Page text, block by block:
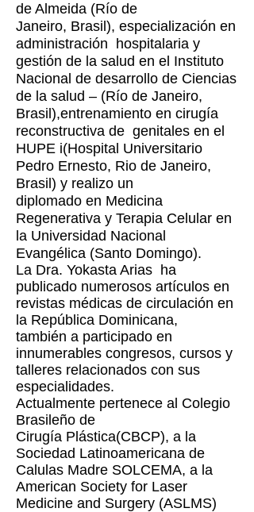
de Almeida (Río de
Janeiro, Brasil), especialización en
administración hospitalaria y
gestión de la salud en el Instituto
Nacional de desarrollo de Ciencias
de la salud – (Río de Janeiro,
Brasil),entrenamiento en cirugía
reconstructiva de genitales en el
HUPE i(Hospital Universitario
Pedro Ernesto, Rio de Janeiro,
Brasil) y realizo un
diplomado en Medicina
Regenerativa y Terapia Celular en
la Universidad Nacional
Evangélica (Santo Domingo).
La Dra. Yokasta Arias ha
publicado numerosos artículos en
revistas médicas de circulación en
la República Dominicana,
también a participado en
innumerables congresos, cursos y
talleres relacionados con sus
especialidades.
Actualmente pertenece al Colegio
Brasileño de
Cirugía Plástica(CBCP), a la
Sociedad Latinoamericana de
Calulas Madre SOLCEMA, a la
American Society for Laser
Medicine and Surgery (ASLMS)